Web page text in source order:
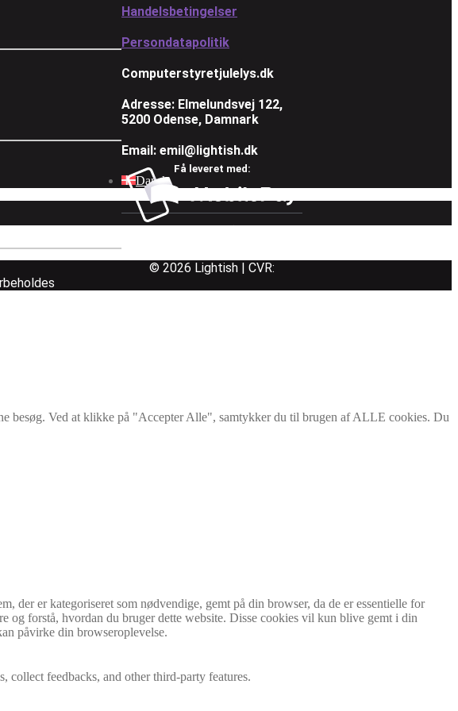
Handelsbetingelser
Persondatapolitik
Computerstyretjulelys.dk
Adresse: Elmelundsvej 122,
5200 Odense, Damnark
Email: emil@lightish.dk
Dansk
Få leveret med:
© 2026 Lightish | CVR:
besøg. Ved at klikke på "Accepter Alle", samtykker du til brugen af ALLE cookies. Du
der er kategoriseret som nødvendige, gemt på din browser, da de er essentielle for
og forstå, hvordan du bruger dette website. Disse cookies vil kun blive gemt i din
påvirke din browseroplevelse.
collect feedbacks, and other third-party features.